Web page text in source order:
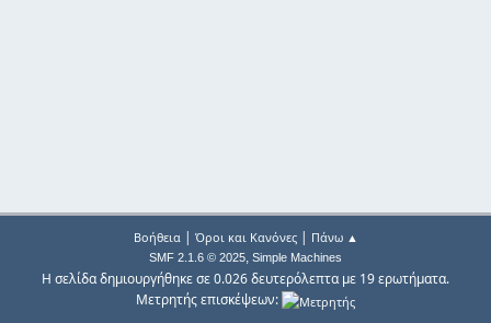
Βοήθεια| Όροι και Κανόνες| Πάνω ▲
SMF 2.1.6 © 2025, Simple Machines
Η σελίδα δημιουργήθηκε σε 0.026 δευτερόλεπτα με 19 ερωτήματα.
Μετρητής επισκέψεων: